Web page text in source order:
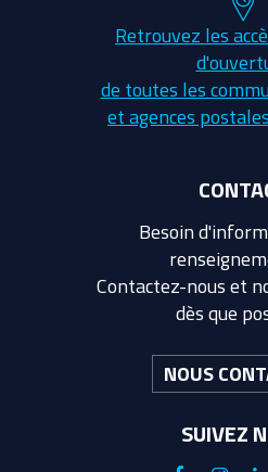
Retrouvez les
de toutes les
et agences
Besoin
Contactez-nous et
dès que
NOUS
SUIVEZ